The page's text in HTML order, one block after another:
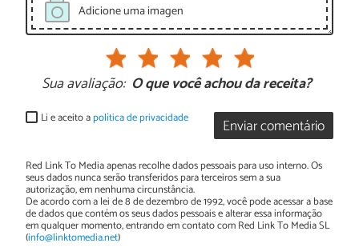
Adicione uma imagen
Sua avaliação: O que você achou da receita?
Enviar comentário
Li e aceito apolítica de privacidade
Red Link To Media apenas recolhe dados pessoais para uso interno. Os
seus dados nunca serão transferidos para terceiros sem a sua
autorização, em nenhuma circunstância.
De acordo com a lei de 8 de dezembro de 1992, você pode acessar a base
de dados que contém os seus dados pessoais e alterar essa informação
em qualquer momento, entrando em contato com Red Link To Media SL
(info@linktomedia.net)